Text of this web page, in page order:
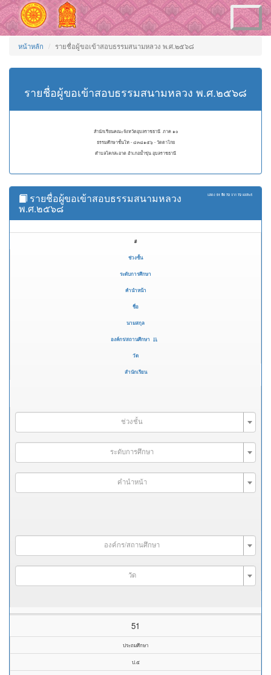
Toggle
navigation
หน้าหลัก รายชื่อผู้ขอเข้าสอบธรรมสนามหลวง พ.ศ.๒๕๖๘
รายชื่อผู้ขอเข้าสอบธรรมสนามหลวง พ.ศ.๒๕๖๘
สำนักเรียนคณะจังหวัดอุบลราชธานี ภาค ๑๐
ธรรมศึกษาชั้นโท - ๔๓๘๑๕๖ - วัดตาโกย
ตำบลโคกสะอาด อำเภอน้ำขุ่น อุบลราชธานี
แสดง 51 ถึง 72 จาก 72 ผลลัพธ์
รายชื่อผู้ขอเข้าสอบธรรมสนามหลวง
พ.ศ.๒๕๖๘
#
ช่วงชั้น
ระดับการศึกษา
คำนำหน้า
ชื่อ
นามสกุล
องค์กร/สถานศึกษา
วัด
สำนักเรียน
ช่วงชั้น
ระดับการศึกษา
คำนำหน้า
องค์กร/สถานศึกษา
วัด
51
ประถมศึกษา
ป.๕